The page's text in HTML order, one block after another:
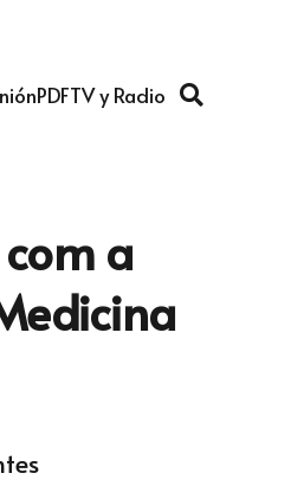
PDFTV y Radio
a